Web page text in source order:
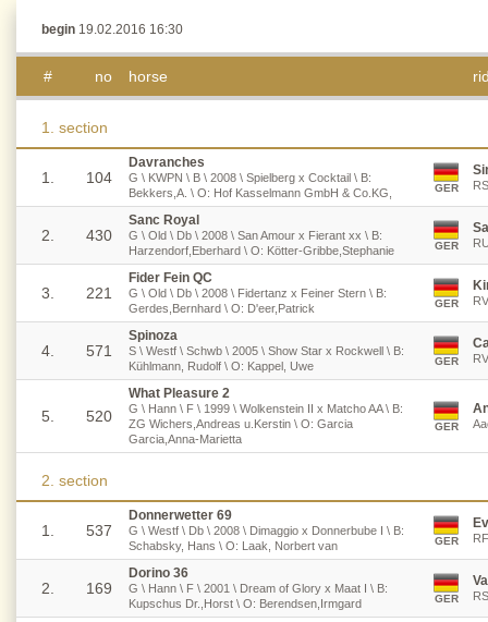
begin 19.02.2016 16:30
# no horse
1. section
1. 104
Davranches
G \ KWPN \ B \ 2008 \ Spielberg x Cocktail \ B:
Bekkers,A. \ O: Hof Kasselmann GmbH & Co.KG,
GER
2. 430
Sanc Royal
G \ Old \ Db \ 2008 \ San Amour x Fierant xx \ B:
Harzendorf,Eberhard \ O: Kötter-Gribbe,Stephanie
GER
3. 221
Fider Fein QC
G \ Old \ Db \ 2008 \ Fidertanz x Feiner Stern \ B:
Gerdes,Bernhard \ O: D'eer,Patrick
GER
4. 571
Spinoza
S \ Westf \ Schwb \ 2005 \ Show Star x Rockwell \ B:
Kühlmann, Rudolf \ O: Kappel, Uwe
GER
5. 520
What Pleasure 2
G \ Hann \ F \ 1999 \ Wolkenstein II x Matcho AA \ B:
ZG Wichers,Andreas u.Kerstin \ O: Garcia
Garcia,Anna-Marietta
GER
2. section
1. 537
Donnerwetter 69
G \ Westf \ Db \ 2008 \ Dimaggio x Donnerbube I \ B:
Schabsky, Hans \ O: Laak, Norbert van
GER
2. 169
Dorino 36
G \ Hann \ F \ 2001 \ Dream of Glory x Maat I \ B:
Kupschus Dr.,Horst \ O: Berendsen,Irmgard
GER